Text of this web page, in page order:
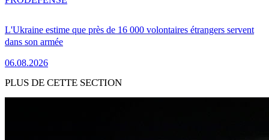
L'Ukraine estime que près de 16 000 volontaires étrangers servent
dans son armée
06.08.2026
PLUS DE CETTE SECTION